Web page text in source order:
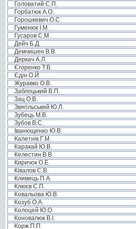
Головатий С.П.
Горбатюк А.О.
Горошкевич О.С.
Гуменюк І.М.
Гусаров С.М.
Дейч Б.Д.
Демчишен В.В.
Деркач А.Л.
Єгоренко Т.В.
Єдін О.Й.
Журавко О.В.
Заблоцький В.П.
Зац О.В.
Звягільський Ю.Л.
Зубець М.В.
Зубов В.С.
Іванющенко Ю.В.
Калетнік Г.М.
Каракай Ю.В.
Келестин В.В.
Киричок О.Е.
Ківалов С.В.
Климець П.А.
Клюєв С.П.
Ковальова Ю.В.
Козуб О.А.
Колоцей Ю.О.
Коновалюк В.І.
Корж П.П.